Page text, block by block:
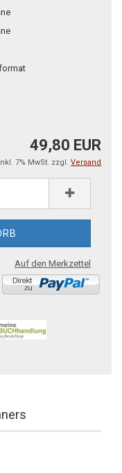
49,80 EUR
7% MwSt. zzgl. Versand
Auf den Merkzettel